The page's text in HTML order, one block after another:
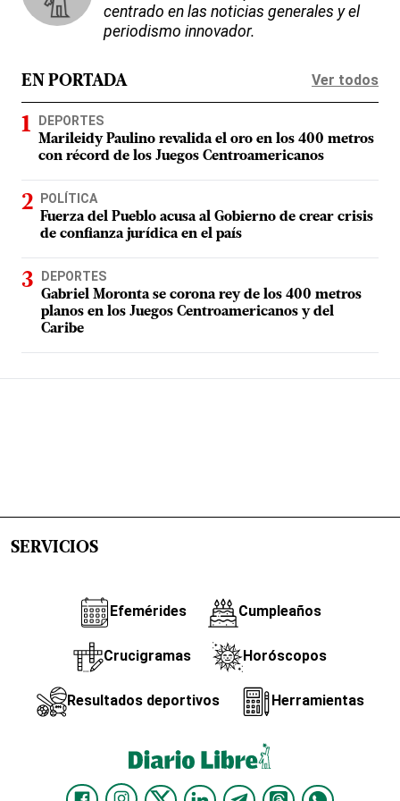
centrado en las noticias generales y el
periodismo innovador.
EN PORTADA Ver todos
DEPORTES
Marileidy Paulino revalida el oro en los 400 metros
con récord de los Juegos Centroamericanos
POLÍTICA
Fuerza del Pueblo acusa al Gobierno de crear crisis
de confianza jurídica en el país
DEPORTES
Gabriel Moronta se corona rey de los 400 metros
planos en los Juegos Centroamericanos y del
Caribe
SERVICIOS
Efemérides Cumpleaños
Crucigramas Horóscopos
Resultados deportivos Herramientas